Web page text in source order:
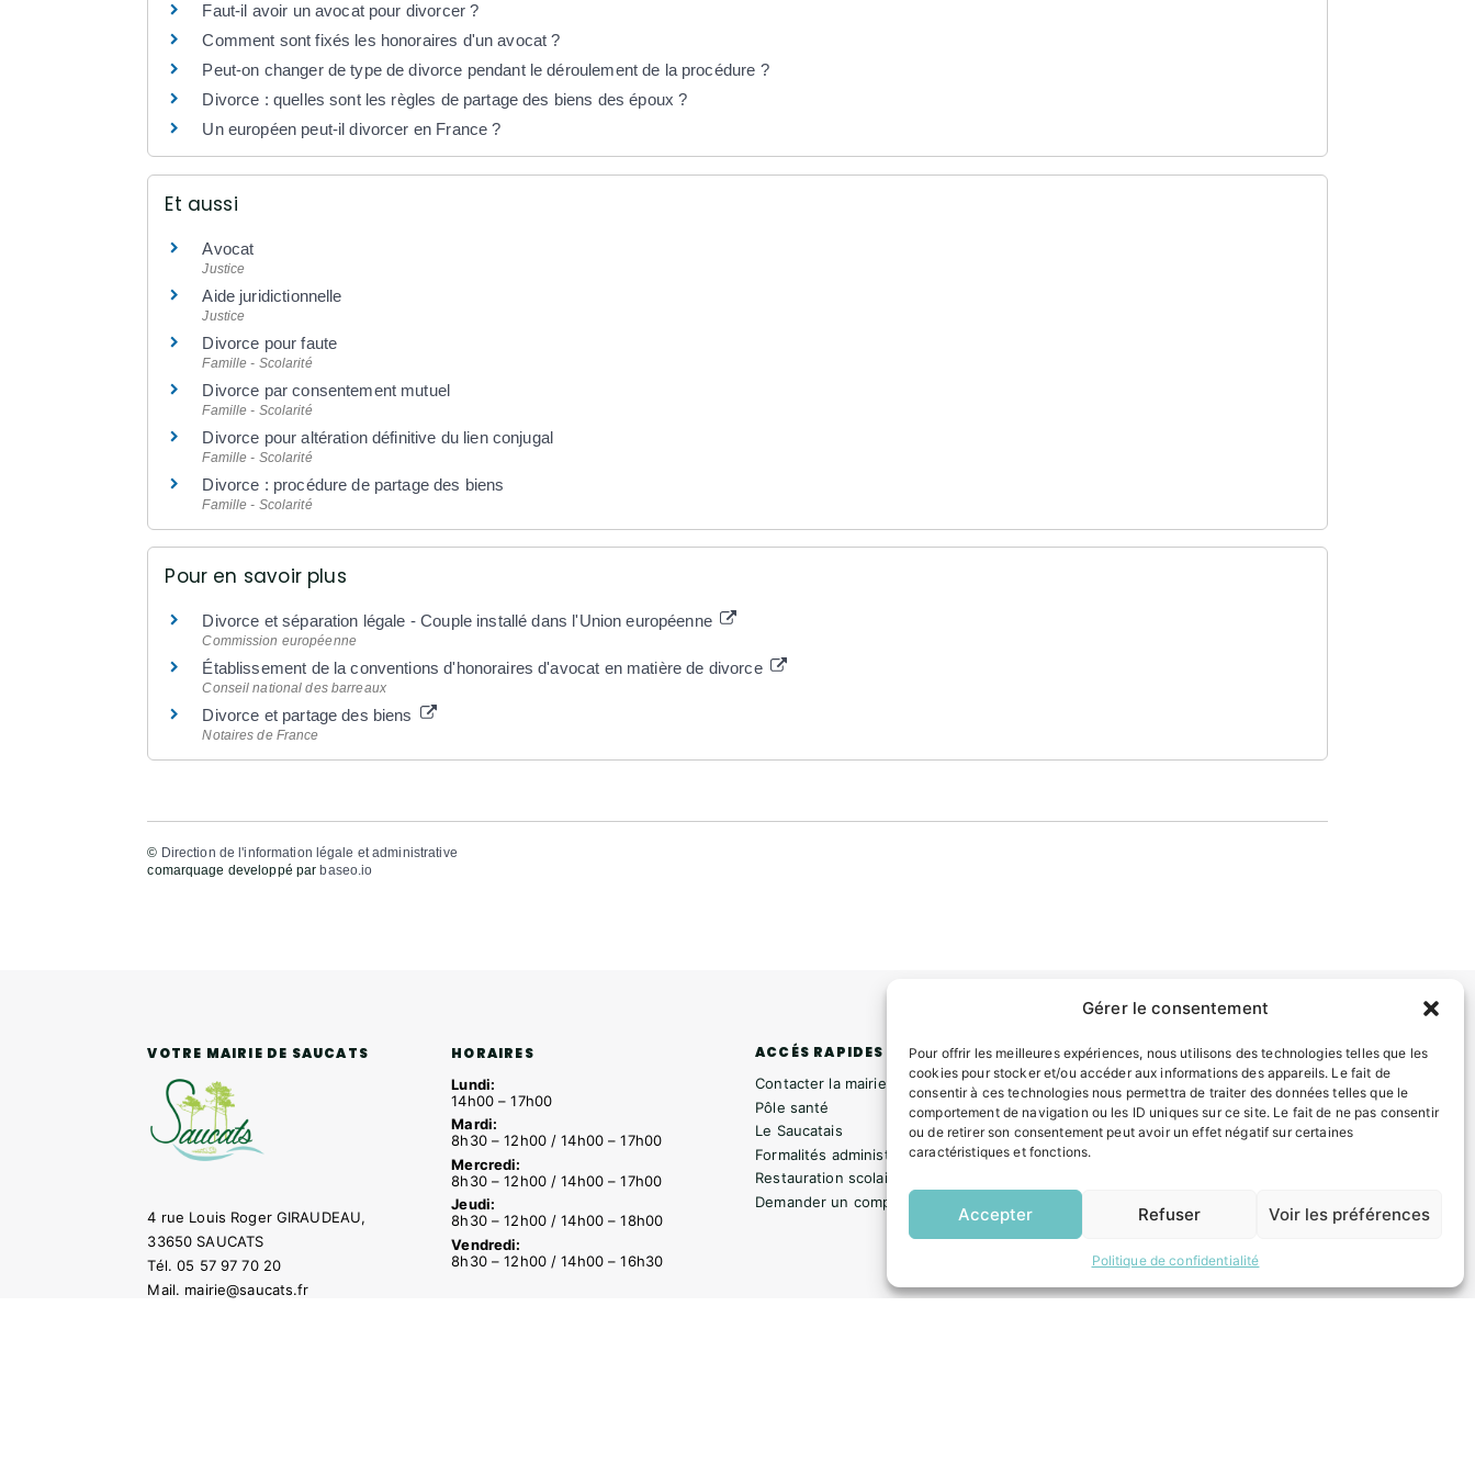
Gérer le consentement
Pour offrir les meilleures expériences, nous utilisons des technologies telles que les
cookies pour stocker et/ou accéder aux informations des appareils. Le fait de
consentir à ces technologies nous permettra de traiter des données telles que le
comportement de navigation ou les ID uniques sur ce site. Le fait de ne pas consentir
ou de retirer son consentement peut avoir un effet négatif sur certaines
caractéristiques et fonctions.
Accepter Refuser Voir les préférences
Politique de confidentialité
Faut-il avoir un avocat pour divorcer ?
Comment sont fixés les honoraires d'un avocat ?
Peut-on changer de type de divorce pendant le déroulement de la procédure ?
Divorce : quelles sont les règles de partage des biens des époux ?
Un européen peut-il divorcer en France ?
Et aussi
Avocat
Justice
Aide juridictionnelle
Justice
Divorce pour faute
Famille - Scolarité
Divorce par consentement mutuel
Famille - Scolarité
Divorce pour altération définitive du lien conjugal
Famille - Scolarité
Divorce : procédure de partage des biens
Famille - Scolarité
Pour en savoir plus
Divorce et séparation légale - Couple installé dans l'Union européenne
Commission européenne
Établissement de la conventions d'honoraires d'avocat en matière de divorce
Conseil national des barreaux
Divorce et partage des biens
Notaires de France
© Direction de l'information légale et administrative
comarquage developpé par baseo.io
VOTRE MAIRIE DE SAUCATS
4 rue Louis Roger GIRAUDEAU,
33650 SAUCATS
Tél.05 57 97 70 20
Mail. mairie@saucats.fr
HORAIRES
Lundi:
14h00 – 17h00
Mardi:
8h30 – 12h00 / 14h00 – 17h00
Mercredi:
8h30 – 12h00 / 14h00 – 17h00
Jeudi:
8h30 – 12h00 / 14h00 – 18h00
Vendredi:
8h30 – 12h00 / 14h00 – 16h30
ACCÉS RAPIDES
Contacter la mairie
Pôle santé
Le Saucatais
Formalités administratives
Restauration scolaire
Demander un composteur
INFORMATIONS LÉGALES
Mentions légales
Politique de confidentialité
Plan du site
ESPACE MUNICIPALITÉ